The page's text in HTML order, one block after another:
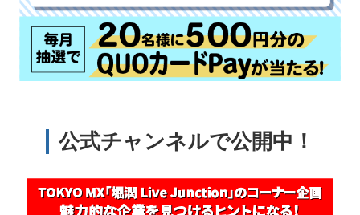
公式チャンネルで公開中！